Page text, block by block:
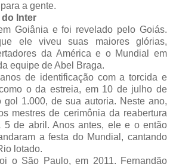
a gente.
Inter
Goiânia e foi revelado pelo Goiás.
ele viveu suas maiores glórias,
da América e o Mundial em
equipe de Abel Braga.
de identificação com a torcida e
o da estreia, em 10 de julho de
gol 1.000, de sua autoria. Neste ano,
mestres de cerimônia da reabertura
5 de abril. Anos antes, ele e o então
a festa do Mundial, cantando
lotado.
o São Paulo, em 2011. Fernandão